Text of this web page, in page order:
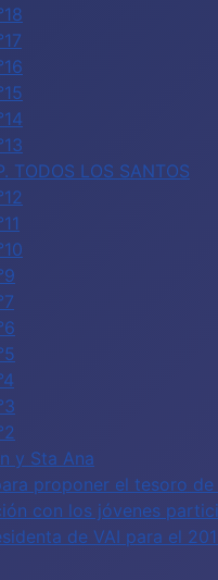
TODOS LOS SANTOS
y Sta Ana
proponer el tesoro
con los jóvenes
de VAI para el